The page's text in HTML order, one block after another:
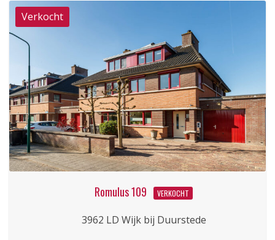
Romulus 109 VERKOCHT
3962 LD Wijk bij Duurstede